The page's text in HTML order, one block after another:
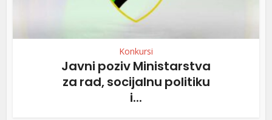
Konkursi
Javni poziv Ministarstva
za rad, socijalnu politiku
i...